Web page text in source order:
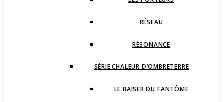
RÉSEAU
RÉSONANCE
SÉRIE CHALEUR D’OMBRETERRE
LE BAISER DU FANTÔME